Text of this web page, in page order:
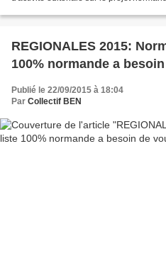
REGIONALES 2015:
100% normande a
Publié le 22/09/2015 à 18:04
Par Collectif BEN